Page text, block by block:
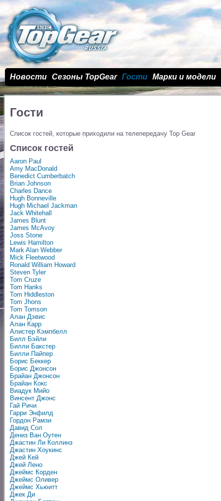
Новости Сезоны TopGear Гости Марки и модели
Гости
Список гостей, которые приходили на телепередачу Top Gear
Список гостей
Aaron Paul
Amy MacDonald
Benedict Cumberbatch
Brian Johnson
Charles Dance
Hugh Bonneville
Hugh Michael Jackman
Jack Whitehall
James Blunt
James McAvoy
Joss Stone
Lewis Hamilton
Mark Alan Webber
Mick Fleetwood
Ronald William Howard
Steven Tyler
Tom Cruze
Tom Hanks
Tom Hiddleston
Tom Jhons
Tom Tomson
Алан Дэвис
Алан Карр
Алистер Кэмпбелл
Билл Бэйли
Билли Бакстер
Билли Пайпер
Борис Беккер
Борис Джонсон
Брайан Джонсон
Брайан Кокс
Виадук Мийо
Винсент Джонс
Гай Ричи
Гарри Энфилд
Гордон Рамзи
Давид Сол
Дениз Ван Оутен
Джастин Ли Коллинз
Джастин Хоукинс
Джей Кей
Джей Лено
Джеймс Корден
Джеймс Оливер
Джеймс Хьюитт
Джек Ди